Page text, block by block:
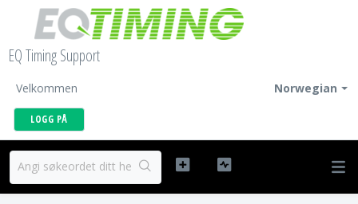
EQ Timing Support
Norwegian
Velkommen
LOGG PÅ